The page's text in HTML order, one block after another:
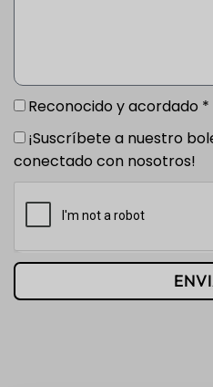
Reconocido y acordado *
¡Suscríbete a nuestro
conectado con nosotros!